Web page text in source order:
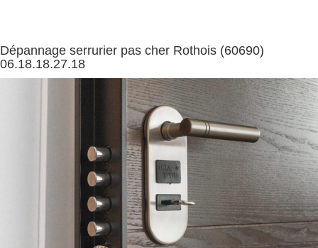
Dépannage serrurier pas cher Rothois (60690)
06.18.18.27.18